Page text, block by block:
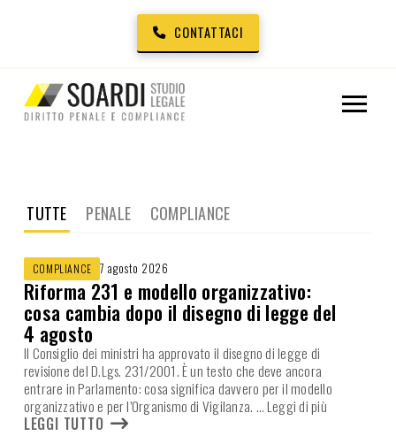
CONTATTACI
TUTTE PENALE COMPLIANCE
COMPLIANCE 7 agosto 2026
Riforma 231 e modello organizzativo:
cosa cambia dopo il disegno di legge del
4 agosto
Il Consiglio dei ministri ha approvato il disegno di legge di
revisione del D.Lgs. 231/2001. È un testo che deve ancora
entrare in Parlamento: cosa significa davvero per il modello
organizzativo e per l’Organismo di Vigilanza. … Leggi di più
LEGGI TUTTO